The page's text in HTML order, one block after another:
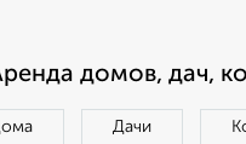
домов, дач,
Дачи